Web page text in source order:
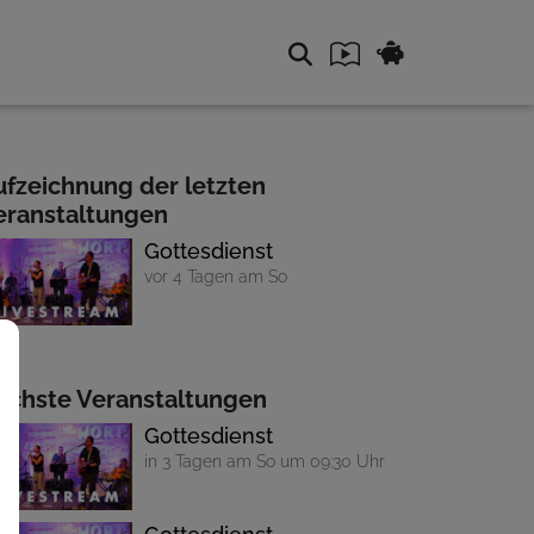
der letzten
Gottesdienst
vor 4 Tagen am So
Veranstaltungen
Gottesdienst
in 3 Tagen am So um 09:30 Uhr